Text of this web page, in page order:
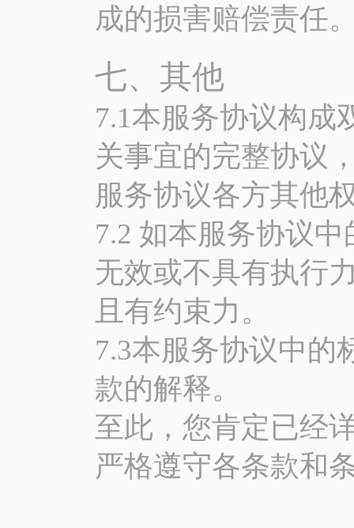
成的损害赔偿责任
七、其他
7.1本服务协议构成
关事宜的完整协议
服务协议各方其他
7.2 如本服务协议
无效或不具有执行
且有约束力。
7.3本服务协议中的
款的解释。
至此，您肯定已经
严格遵守各条款和